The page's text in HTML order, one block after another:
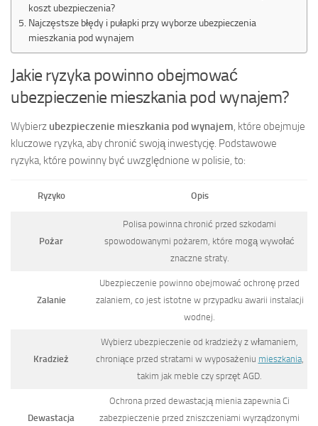
koszt ubezpieczenia?
Najczęstsze błędy i pułapki przy wyborze ubezpieczenia
mieszkania pod wynajem
Jakie ryzyka powinno obejmować
ubezpieczenie mieszkania pod wynajem?
Wybierz ubezpieczenie mieszkania pod wynajem , które obejmuje
kluczowe ryzyka, aby chronić swoją inwestycję. Podstawowe
ryzyka, które powinny być uwzględnione w polisie, to:
Ryzyko Opis
Pożar
Polisa powinna chronić przed szkodami
spowodowanymi pożarem, które mogą wywołać
znaczne straty.
Zalanie
Ubezpieczenie powinno obejmować ochronę przed
zalaniem, co jest istotne w przypadku awarii instalacji
wodnej.
Kradzież
Wybierz ubezpieczenie od kradzieży z włamaniem,
chroniące przed stratami w wyposażeniu mieszkania,
takim jak meble czy sprzęt AGD.
Dewastacja
Ochrona przed dewastacją mienia zapewnia Ci
zabezpieczenie przed zniszczeniami wyrządzonymi